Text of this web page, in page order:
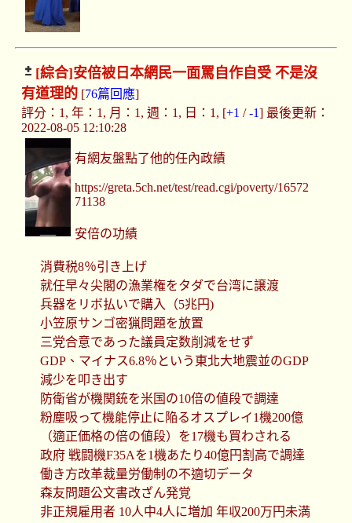
[綜合]安倍被日本網民一面罵自作自受 不是沒
有道理的[76篇回應]
評分：1, 年：1, 月：1, 週：1, 日：1, [+1 /-1] 最後更新：
2022-08-05 12:10:28
有網友盤點了他的任內政績
https://greta.5ch.net/test/read.cgi/poverty/16572
71138
安倍の功績
消費税8％引き上げ
就任早々尖閣の漁業権をタダで台湾に譲渡
兵器をリボ払いで購入（5兆円)
小笠原サンゴ密猟問題を放置
三党合意であった議員定数削減をせず
GDP、マイナス6.8％という東北大地震並のGDP
減少を叩き出す
防衛省が機関銃を米国の10倍の値段で調達
粉塵吸って機能停止に陥るオスプレイ1機200億
（適正価格の倍の値段）を17機も買わされる
政府 戦闘機F35Aを1機あたり40億円割高で調達
働き方改革裁量労働制の不適切データ
森友問題公文書改ざん発覚
非正規雇用者 10人中4人に増加 年収200万円未満